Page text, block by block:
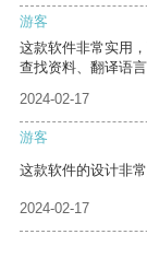
游客
这款软件非常实用
查找资料、翻译语言
2024-02-17
游客
这款软件的设计非
2024-02-17